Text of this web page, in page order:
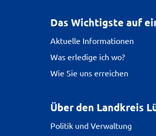
Das Wichtigste auf
Aktuelle Informationen
Was erledige ich wo?
Wie Sie uns erreichen
Über den Landkreis
Politik und Verwaltung